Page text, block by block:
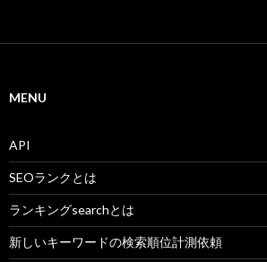
MENU
API
SEOランクとは
ランキングsearchとは
新しいキーワードの検索順位計測依頼